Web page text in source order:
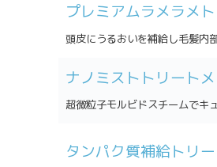
プレミアムラメラメ
頭皮にうるおいを補給し毛髪内
ナノミストトリート
超微粒子モルビドスチームでキ
タンパク質補給トリ